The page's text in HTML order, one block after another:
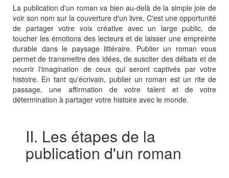
La publication d'un roman va bien au-delà de la simple joie de
voir son nom sur la couverture d'un livre. C'est une opportunité
de partager votre voix créative avec un large public, de
toucher les émotions des lecteurs et de laisser une empreinte
durable dans le paysage littéraire. Publier un roman vous
permet de transmettre des idées, de susciter des débats et de
nourrir l'imagination de ceux qui seront captivés par votre
histoire. En tant qu'écrivain, publier un roman est un rite de
passage, une affirmation de votre talent et de votre
détermination à partager votre histoire avec le monde.
II. Les étapes de la
publication d'un roman